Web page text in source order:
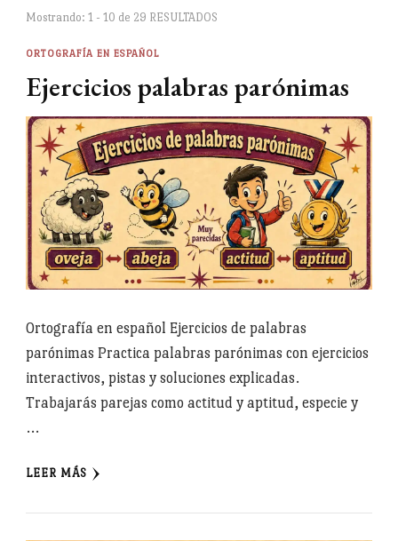
Mostrando: 1 - 10 de 29 RESULTADOS
ORTOGRAFÍA EN ESPAÑOL
Ejercicios palabras parónimas
Ortografía en español Ejercicios de palabras
parónimas Practica palabras parónimas con ejercicios
interactivos, pistas y soluciones explicadas.
Trabajarás parejas como actitud y aptitud, especie y
…
LEER MÁS